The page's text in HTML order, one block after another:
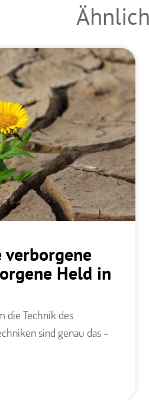
verborgene
Held in
die Technik des
sind genau das –